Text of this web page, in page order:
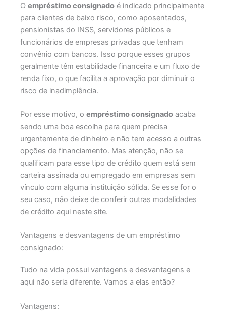
O empréstimo consignadoé indicado principalmente
para clientes de baixo risco, como aposentados,
pensionistas do INSS, servidores públicos e
funcionários de empresas privadas que tenham
convênio com bancos. Isso porque esses grupos
geralmente têm estabilidade financeira e um fluxo de
renda fixo, o que facilita a aprovação por diminuir o
risco de inadimplência.
Por esse motivo, o empréstimo consignadoacaba
sendo uma boa escolha para quem precisa
urgentemente de dinheiro e não tem acesso a outras
opções de financiamento. Mas atenção, não se
qualificam para esse tipo de crédito quem está sem
carteira assinada ou empregado em empresas sem
vínculo com alguma instituição sólida. Se esse for o
seu caso, não deixe de conferir outras modalidades
de crédito aqui neste site.
Vantagens e desvantagens de um empréstimo
consignado:
Tudo na vida possui vantagens e desvantagens e
aqui não seria diferente. Vamos a elas então?
Vantagens: